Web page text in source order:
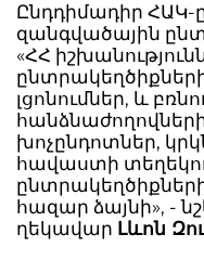
Ընդդիմադիր ՀԱԿ-
զանգվածային
«ՀՀ
լցոնումներ, և
խոչընդոտներ,
հավաստի
հազար ձայնի», -
ղեկավար Լևոն